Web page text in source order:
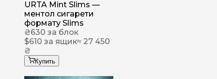
URTA Mint Slims —
ментол сигарети
формату Slims
₴630 за блок
$610 за ящик≈ 27 450
₴
Купить